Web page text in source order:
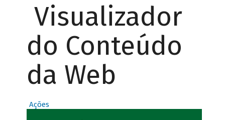
Visualizador
do Conteúdo
da Web
Ações